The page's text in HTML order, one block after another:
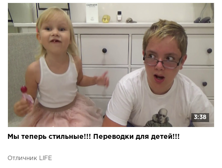
3:38
Мы теперь стильные!!! Переводки для детей!!!
Отличник LIFE